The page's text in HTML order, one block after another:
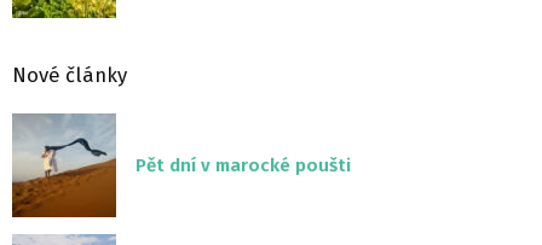
Nové články
Pět dní v marocké poušti